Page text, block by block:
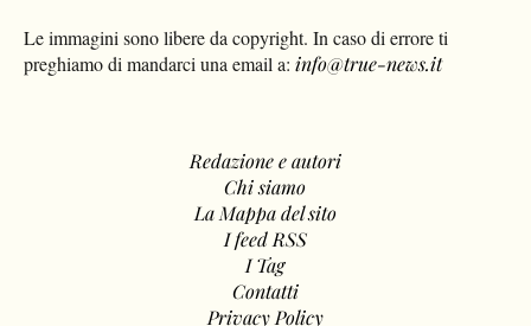
Le immagini sono libere da copyright. In caso di errore ti
preghiamo di mandarci una email a: info@true-news.it
Redazione e autori
Chi siamo
La Mappa del sito
I feed RSS
I Tag
Contatti
Privacy Policy